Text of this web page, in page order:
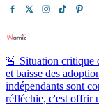
🚨 Situation critique
et baisse des
indépendants sont
réfléchie, c'est offrir